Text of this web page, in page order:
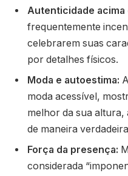
Autenticidade acima
frequentemente
celebrarem suas
por detalhes físicos.
Moda e autoestima:
moda acessível,
melhor da sua
de maneira
Força da presença:
considerada